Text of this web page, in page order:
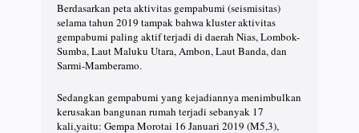
Berdasarkan peta aktivitas gempabumi (seismisitas)
selama tahun 2019 tampak bahwa kluster aktivitas
gempabumi paling aktif terjadi di daerah Nias, Lombok-
Sumba, Laut Maluku Utara, Ambon, Laut Banda, dan
Sarmi-Mamberamo.
Sedangkan gempabumi yang kejadiannya menimbulkan
kerusakan bangunan rumah terjadi sebanyak 17
kali,yaitu: Gempa Morotai 16 Januari 2019 (M5,3),